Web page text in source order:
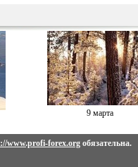
9 марта
www.profi-forex.orgобязательна.